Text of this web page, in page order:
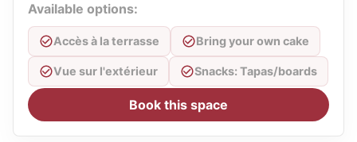
Available options:
Accès à la terrasse Bring your own cake
Vue sur l'extérieur Snacks: Tapas/boards
Book this space